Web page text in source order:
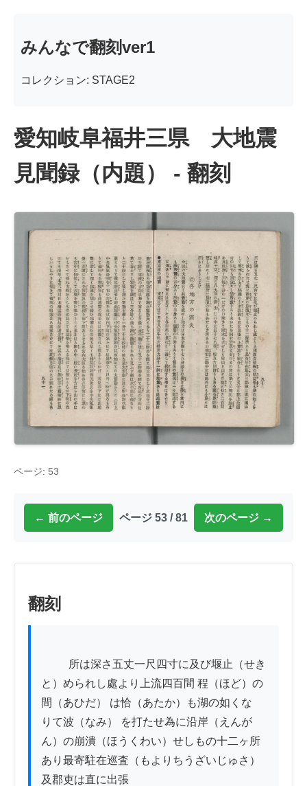
みんなで翻刻ver1
コレクション: STAGE2
愛知岐阜福井三県 大地震
見聞録（内題） - 翻刻
ページ: 53
← 前のページ ページ 53 / 81 次のページ →
翻刻
と）められし處より上流四百間 程（ほど）の
間（あひだ） は恰（あたか）も湖の如くな
りて波（なみ） を打たせ為に沿岸（えんが
ん）の崩潰（ほうくわい）せしもの十二ヶ所
あり最寄駐在巡査（もよりちうざいじゅさ）
及郡吏は直に出張